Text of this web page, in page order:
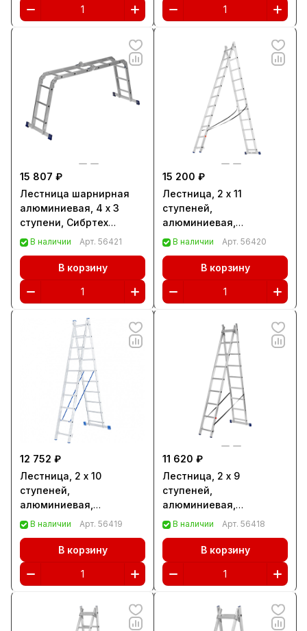
15 807 ₽
Лестница шарнирная
алюминиевая, 4 х 3
ступени, Сибртех
(97881)
В наличии Арт. 56421
В корзину
15 200 ₽
Лестница, 2 х 11
ступеней,
алюминиевая,
двухсекционная,
В наличии Арт. 56420
В корзину
12 752 ₽
Лестница, 2 х 10
ступеней,
алюминиевая,
двухсекционная,
В наличии Арт. 56419
В корзину
11 620 ₽
Лестница, 2 х 9
ступеней,
алюминиевая,
двухсекционная,
В наличии Арт. 56418
В корзину